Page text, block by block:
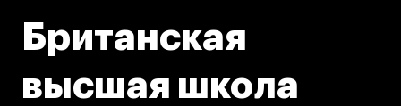
Британская
высшая школа